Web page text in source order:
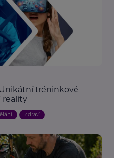
tréninkové
reality
Zdraví